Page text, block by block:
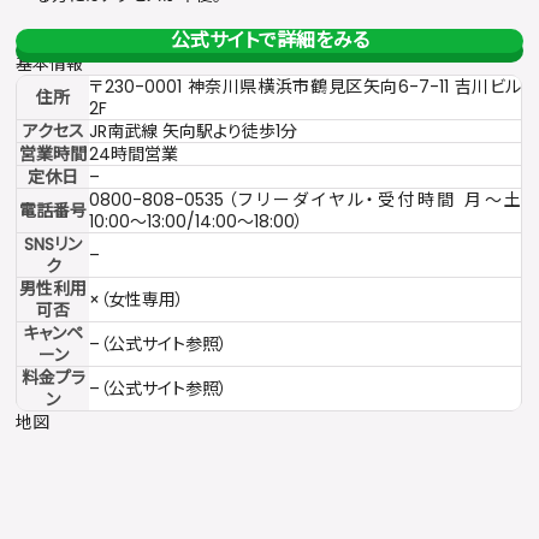
公式サイトで詳細をみる
基本情報
住所
〒230-0001 神奈川県横浜市鶴見区矢向6-7-11 吉川ビル
2F
アクセス JR南武線 矢向駅より徒歩1分
営業時間24時間営業
定休日 –
電話番号0800-808-0535（フリーダイヤル・受付時間 月〜土
10:00〜13:00/14:00〜18:00）
SNSリン
ク
–
男性利用
可否
×（女性専用）
キャンペ
ーン
–（公式サイト参照）
料金プラ
ン
–（公式サイト参照）
地図